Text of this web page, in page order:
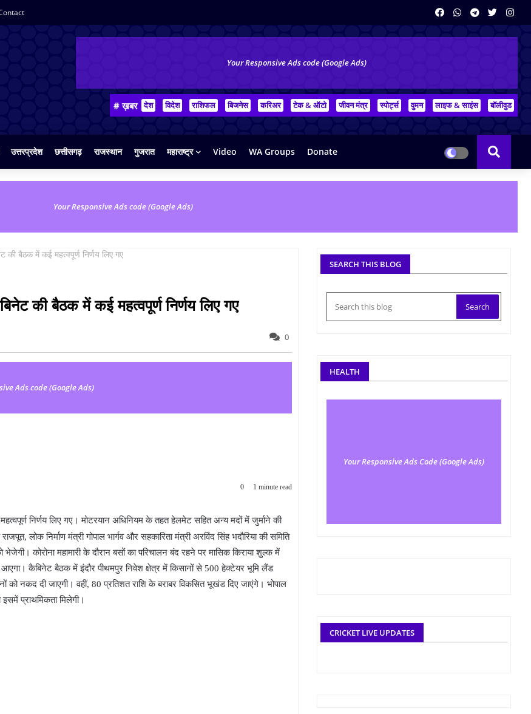
Your Responsive Ads code (Google Ads)
# ख़बर देश विदेश राशिफल बिजनेस करिअर टेक & ऑटो जीवन मंत्र स्पोर्ट्स वुमन लाइफ & साइंस बॉलीवुड
उत्तरप्रदेश छत्तीसगढ़ राजस्थान गुजरात महाराष्ट्र Video WA Groups Donate
Your Responsive Ads code (Google Ads)
की बैठक में कई महत्वपूर्ण निर्णय लिए गए
की बैठक में कई महत्वपूर्ण निर्णय लिए गए
0
Ads code (Google Ads)
0 1 minute read
निर्णय लिए गए। मोटरयान अधिनियम के तहत हेलमेट सहित अन्य मदों में जुर्माने की
लोक निर्माण मंत्री गोपाल भार्गव और सहकारिता मंत्री अरविंद सिंह भदौरिया की समिति
कोरोना महामारी के दौरान बसों का परिचालन बंद रहने पर मासिक किराया शुल्क में
कैबिनेट बैठक में इंदौर पीथमपुर निवेश क्षेत्र में किसानों से 500 हेक्टेयर भूमि लैंड
को नकद दी जाएगी। वहीं, 80 प्रतिशत राशि के बराबर विकसित भूखंड दिए जाएंगे। भोपाल
प्राथमिकता मिलेगी।
SEARCH THIS BLOG
HEALTH
Your Responsive Ads Code (Google Ads)
CRICKET LIVE UPDATES